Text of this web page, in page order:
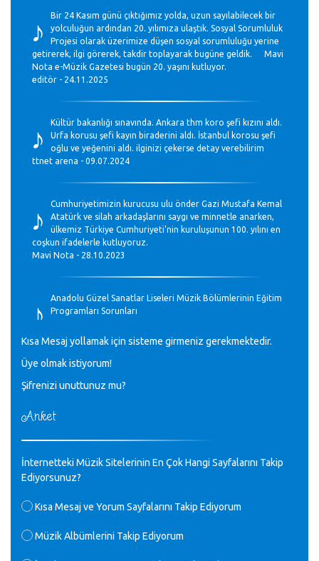
♪
Bir 24 Kasım günü çıktığımız yolda, uzun sayılabilecek bir
yolculuğun ardından 20. yılımıza ulaştık. Sosyal Sorumluluk
Projesi olarak üzerimize düşen sosyal sorumluluğu yerine
getirerek, ilgi görerek, takdir toplayarak bugüne geldik. Mavi
Nota e-Müzik Gazetesi bugün 20. yaşını kutluyor.
editör - 24.11.2025
♪
Kültür bakanlığı sınavında. Ankara thm koro şefi kızını aldı.
Urfa korusu şefi kayın biraderini aldı. İstanbul korosu şefi
oğlu ve yeğenini aldı. ilginizi çekerse detay verebilirim
ttnet arena - 09.07.2024
♪
Cumhuriyetimizin kurucusu ulu önder Gazi Mustafa Kemal
Atatürk ve silah arkadaşlarını saygı ve minnetle anarken,
ülkemiz Türkiye Cumhuriyeti’nin kuruluşunun 100. yılını en
coşkun ifadelerle kutluyoruz.
Mavi Nota - 28.10.2023
♪
Anadolu Güzel Sanatlar Liseleri Müzik Bölümlerinin Eğitim
Programları Sorunları
♪
GEÇMİŞ OLSUN TÜRKİYE!
Mavi Nota - 07.02.2023
♪
30 yıl sonra karşılaşmak çok güzel Kurtuluş, teveccüh
M.Semih Baylan - 08.01.2023
♪
Değerli Müfit hocama en içten sevgi saygılarımı iletin
yaptım.1994 yılında derginin bu daldaki ödülüne layık
görülmüştüm evde yıllar sonra plaketi buldum hadi bir
Kısa Mesaj yollamak için sisteme girmeniz gerekmektedir.
Üye olmak istiyorum!
Şifrenizi unuttunuz mu?
Anket
İnternetteki Müzik Sitelerinin En Çok Hangi Sayfalarını Takip
Ediyorsunuz?
Kısa Mesaj ve Yorum Sayfalarını Takip Ediyorum
Müzik Albümlerini Takip Ediyorum